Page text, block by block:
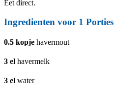
Eet direct.
Ingredienten voor 1 Porties
0.5 kopje havermout
3 el havermelk
3 el water